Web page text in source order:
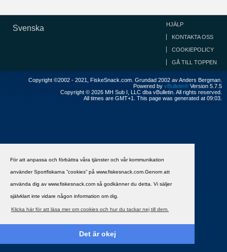
För att anpassa och förbättra våra tjänster och vår kommunikation
använder Sportfiskarna ”cookies” på www.fiskesnack.com.Genom att
använda dig av www.fiskesnack.com så godkänner du detta. Vi säljer
självklart inte vidare någon information om dig.
Klicka här för att läsa mer om cookies och hur du tackar nej till dem.
Det är okej
Svenska HJÄLP
KONTAKTA OSS
COOKIEPOLICY
GÅ TILL TOPPEN
Copyright ©2002 - 2021, FiskeSnack.com. Grundad 2002 av Anders Bergman.
Powered by vBulletin® Version 5.7.5
Copyright © 2026 MH Sub I, LLC dba vBulletin. All rights reserved.
All times are GMT+1. This page was generated at 09:03.